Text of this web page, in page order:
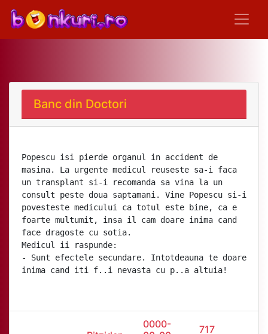
Banc din Doctori
Popescu isi pierde organul in accident de
masina. La urgente medicul reuseste sa-i faca
un transplant si-i recomanda sa vina la un
consult peste doua saptamani. Vine Popescu si-i
povesteste medicului ca totul este bine, ca e
foarte multumit, insa il cam doare inima cand
face dragoste cu sotia.
Medicul ii raspunde:
- Sunt efectele secundare. Intotdeauna te doare
inima cand iti f..i nevasta cu p..a altuia!
0000-
717